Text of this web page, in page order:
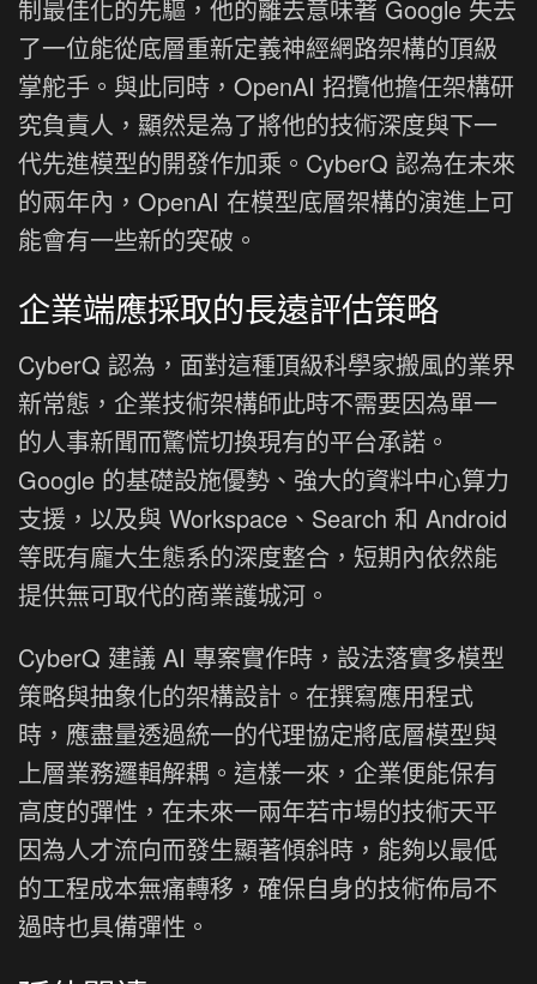
制最佳化的先驅，他的離去意味著 Google 失去
了一位能從底層重新定義神經網路架構的頂級
掌舵手。與此同時，OpenAI 招攬他擔任架構研
究負責人，顯然是為了將他的技術深度與下一
代先進模型的開發作加乘。CyberQ 認為在未來
的兩年內，OpenAI 在模型底層架構的演進上可
能會有一些新的突破。
企業端應採取的長遠評估策略
CyberQ 認為，面對這種頂級科學家搬風的業界
新常態，企業技術架構師此時不需要因為單一
的人事新聞而驚慌切換現有的平台承諾。
Google 的基礎設施優勢、強大的資料中心算力
支援，以及與 Workspace、Search 和 Android
等既有龐大生態系的深度整合，短期內依然能
提供無可取代的商業護城河。
CyberQ 建議 AI 專案實作時，設法落實多模型
策略與抽象化的架構設計。在撰寫應用程式
時，應盡量透過統一的代理協定將底層模型與
上層業務邏輯解耦。這樣一來，企業便能保有
高度的彈性，在未來一兩年若市場的技術天平
因為人才流向而發生顯著傾斜時，能夠以最低
的工程成本無痛轉移，確保自身的技術佈局不
過時也具備彈性。